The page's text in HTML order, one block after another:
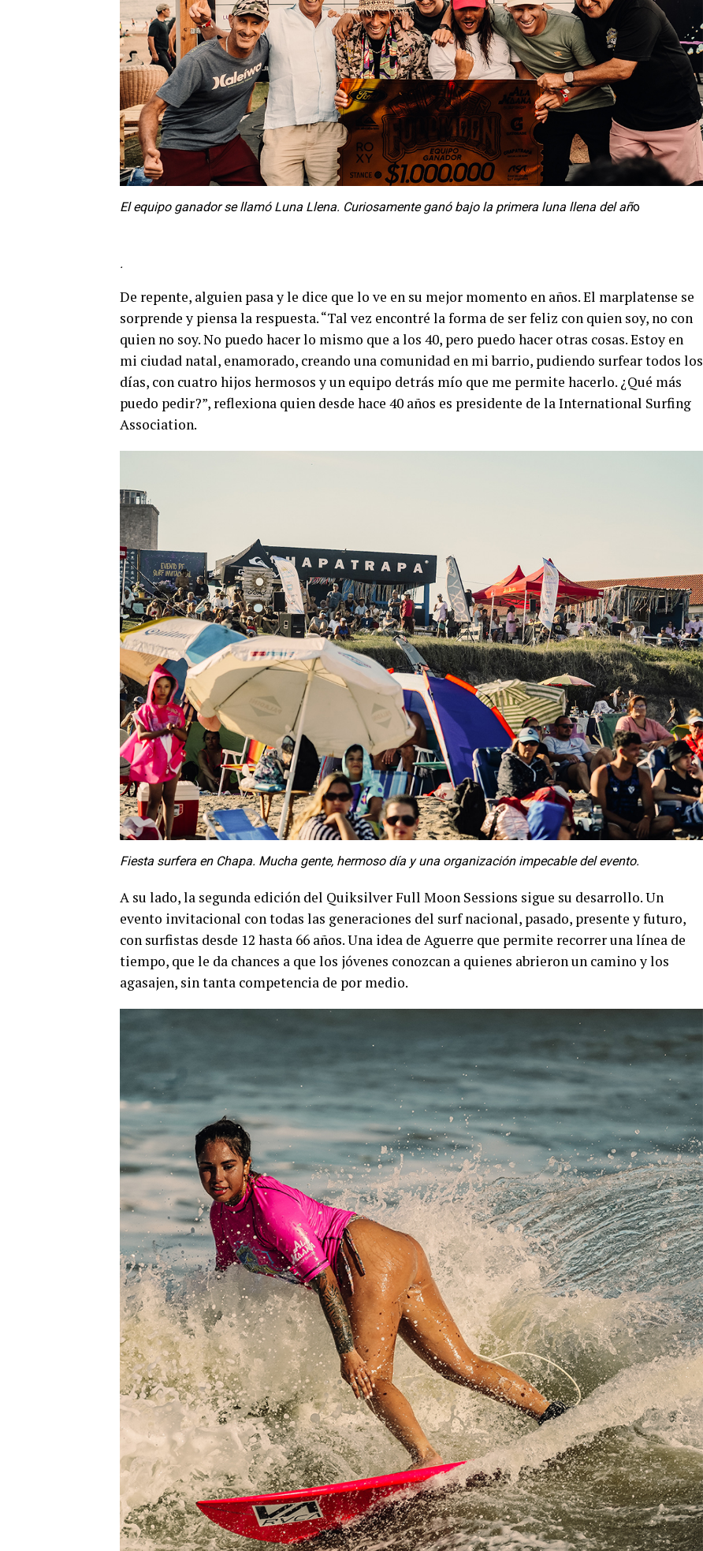
El equipo ganador se llamó Luna Llena. Curiosamente ganó bajo la primera luna llena del año
.
De repente, alguien pasa y le dice que lo ve en su mejor momento en años. El marplatense se
sorprende y piensa la respuesta. “Tal vez encontré la forma de ser feliz con quien soy, no con
quien no soy. No puedo hacer lo mismo que a los 40, pero puedo hacer otras cosas. Estoy en
mi ciudad natal, enamorado, creando una comunidad en mi barrio, pudiendo surfear todos los
días, con cuatro hijos hermosos y un equipo detrás mío que me permite hacerlo. ¿Qué más
puedo pedir?”, reflexiona quien desde hace 40 años es presidente de la International Surfing
Association.
Fiesta surfera en Chapa. Mucha gente, hermoso día y una organización impecable del evento.
A su lado, la segunda edición del Quiksilver Full Moon Sessions sigue su desarrollo. Un
evento invitacional con todas las generaciones del surf nacional, pasado, presente y futuro,
con surfistas desde 12 hasta 66 años. Una idea de Aguerre que permite recorrer una línea de
tiempo, que le da chances a que los jóvenes conozcan a quienes abrieron un camino y los
agasajen, sin tanta competencia de por medio.